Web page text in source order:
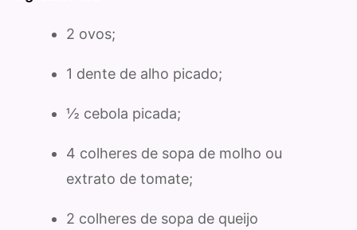
2 ovos;
1 dente de alho picado;
½ cebola picada;
4 colheres de sopa de molho ou
extrato de tomate;
2 colheres de sopa de queijo